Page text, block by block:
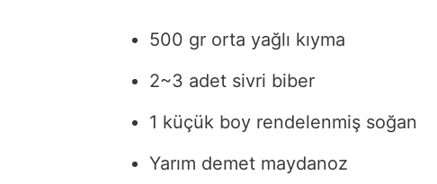
500 gr orta yağlı kıyma
2~3 adet sivri biber
1 küçük boy rendelenmiş soğan
Yarım demet maydanoz